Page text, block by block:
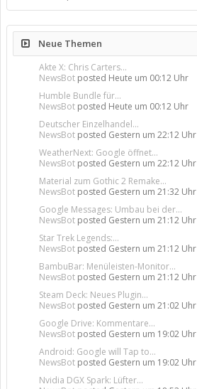
Neue Themen
Akte X: Chris Carters...
NewsBot posted Heute um 00:12 Uhr
Humble Bundle für...
NewsBot posted Heute um 00:12 Uhr
Deutscher Einzelhandel...
NewsBot posted Gestern um 22:12 Uhr
WeatherNext: Google öffnet...
NewsBot posted Gestern um 22:12 Uhr
Material zum Gothic 2 Remake...
NewsBot posted Gestern um 21:32 Uhr
Google Messages: Umbau bei der...
NewsBot posted Gestern um 21:12 Uhr
Star Trek Legends:...
NewsBot posted Gestern um 21:12 Uhr
BambuBar: Menüleisten-Monitor...
NewsBot posted Gestern um 21:12 Uhr
Steam Deck: Neues Plugin...
NewsBot posted Gestern um 21:02 Uhr
Google Drive: Kommentare...
NewsBot posted Gestern um 19:02 Uhr
Android: Google will Tap to...
NewsBot posted Gestern um 19:02 Uhr
Nvidia DGX Spark: Lüfter...